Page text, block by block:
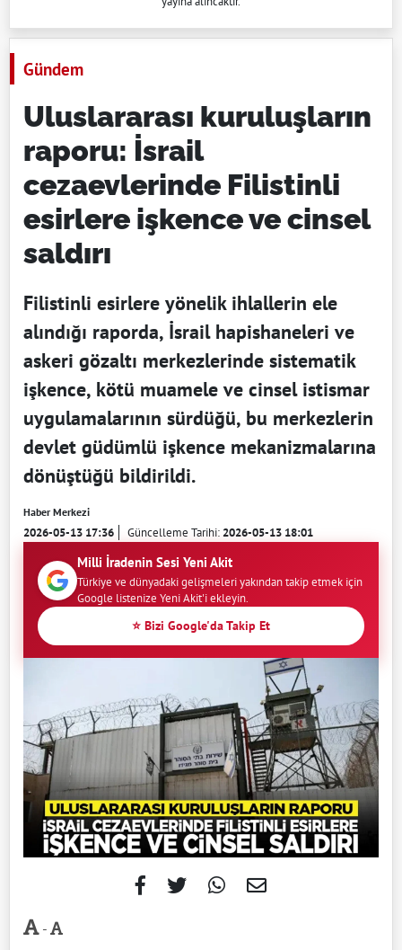
Gündem
Uluslararası kuruluşların
raporu: İsrail
cezaevlerinde Filistinli
esirlere işkence ve cinsel
saldırı
Filistinli esirlere yönelik ihlallerin ele
alındığı raporda, İsrail hapishaneleri ve
askeri gözaltı merkezlerinde sistematik
işkence, kötü muamele ve cinsel istismar
uygulamalarının sürdüğü, bu merkezlerin
devlet güdümlü işkence mekanizmalarına
dönüştüğü bildirildi.
Haber Merkezi
2026-05-13 17:36 Güncelleme Tarihi:2026-05-13 18:01
Milli İradenin Sesi Yeni Akit
Türkiye ve dünyadaki gelişmeleri yakından takip etmek için
Google listenize Yeni Akit'i ekleyin.
⭐ Bizi Google'da Takip Et
-